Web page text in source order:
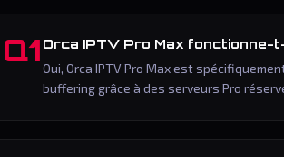
Q1 Orca IPTV Pro Max fonctionne-
Oui, Orca IPTV Pro Max est
buffering grâce à des serveurs Pro